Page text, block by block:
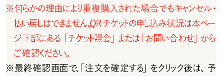
※何らかの理由により重複購入された場合でもキャンセル・
払い戻しはできません。QRチケットの申し込み状況は本ペー
ジ 下 部 に あ る  「 チ ケット照 会 」また は「 お 問 い 合 わ せ 」か ら
ご確認ください。
※最 終 確 認 画 面 で 、「 注 文 を 確 定 す る 」 を ク リ ッ ク 後 は 、 予